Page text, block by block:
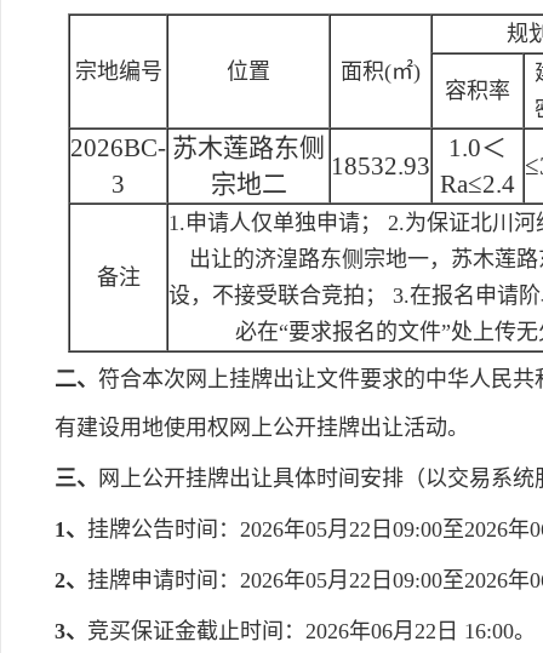
宗地编号 位置 面积(㎡)
规
容积率
2026BC-
3
苏木莲路东侧
宗地二
18532.93
1.0＜
Ra≤2.4
备注
1.申请人仅单独申请； 2.为保证北川
出让的济湟路东侧宗地一，苏木莲
设，不接受联合竞拍； 3.在报名申请
必在“要求报名的文件”处上传
二、 符合本次网上挂牌出让文件要求的中华人民
有建设用地使用权网上公开挂牌出让活动。
三、 网上公开挂牌出让具体时间安排（以交易系
1、 挂牌公告时间：2026年05月22日09:00至2026年
2、 挂牌申请时间：2026年05月22日09:00至2026年
3、 竞买保证金截止时间：2026年06月22日 16:00。